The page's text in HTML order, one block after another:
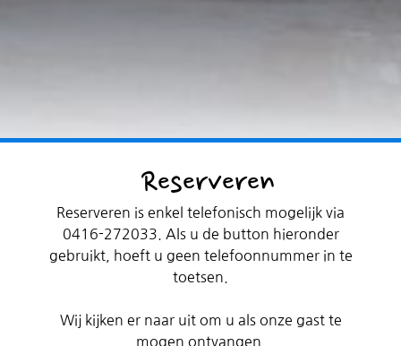
Reserveren
Reserveren is enkel telefonisch mogelijk via
0416-272033. Als u de button hieronder
gebruikt, hoeft u geen telefoonnummer in te
toetsen.
Wij kijken er naar uit om u als onze gast te
mogen ontvangen.